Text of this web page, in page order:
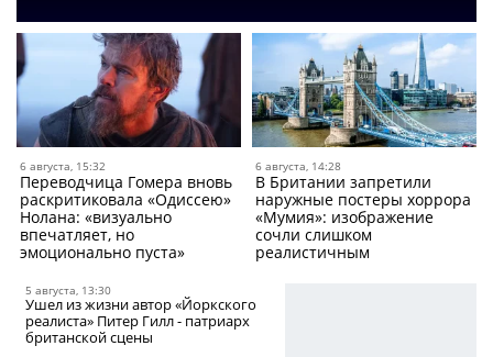
6 августа, 15:32
Переводчица Гомера вновь
раскритиковала «Одиссею»
Нолана: «визуально
впечатляет, но
эмоционально пуста»
6 августа, 14:28
В Британии запретили
наружные постеры хоррора
«Мумия»: изображение
сочли слишком
реалистичным
5 августа, 13:30
Ушел из жизни автор «Йоркского
реалиста» Питер Гилл - патриарх
британской сцены